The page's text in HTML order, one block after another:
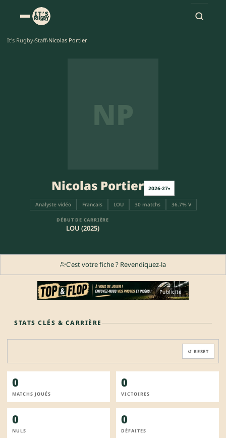
It's Rugby›Staff›Nicolas Portier
NP
Nicolas Portier 2026-27▾
Analyste vidéo Francais LOU 30 matchs 36.7% V
DÉBUT DE CARRIÈRE
LOU (2025)
C'est votre fiche ? Revendiquez-la
Publicité
STATS CLÉS & CARRIÈRE
↺ RESET
0
MATCHS JOUÉS
0
VICTOIRES
0
NULS
0
DÉFAITES